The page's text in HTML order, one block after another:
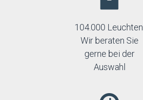
104.000 Leuchten.
Wir beraten Sie
gerne bei der
Auswahl